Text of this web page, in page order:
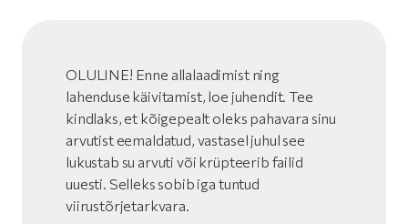
OLULINE! Enne allalaadimist ning
lahenduse käivitamist, loe juhendit. Tee
kindlaks, et kõigepealt oleks pahavara sinu
arvutist eemaldatud, vastasel juhul see
lukustab su arvuti või krüpteerib failid
uuesti. Selleks sobib iga tuntud
viirustõrjetarkvara.